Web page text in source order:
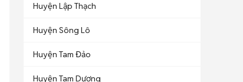
Huyện Lập Thạch
Huyện Sông Lô
Huyện Tam Đảo
Huyện Tam Dương